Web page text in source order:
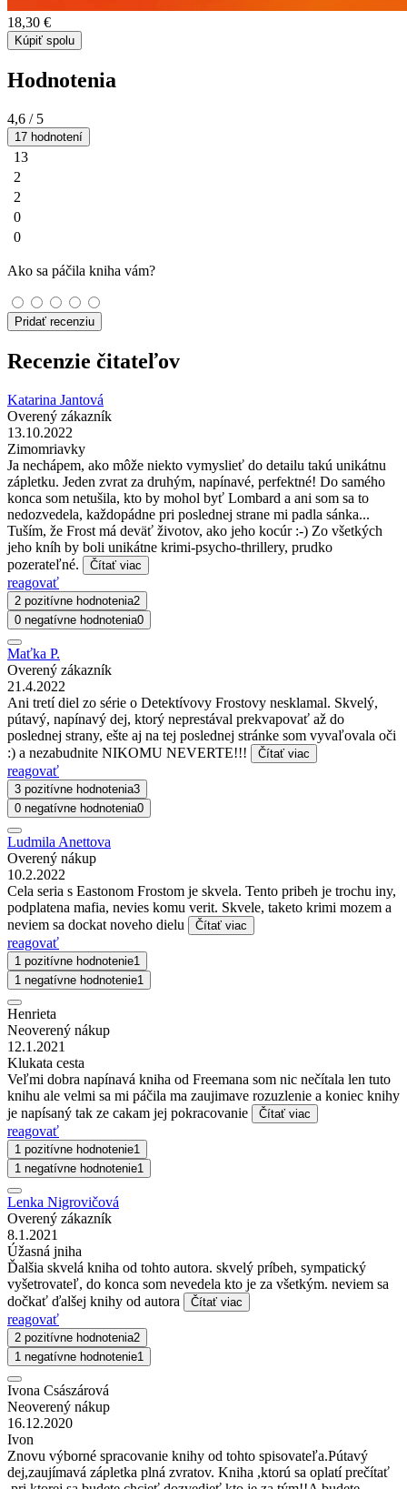
18,30 €
Kúpiť spolu
Hodnotenia
4,6 / 5
17 hodnotení
13
2
2
0
0
Ako sa páčila kniha vám?
Pridať recenziu
Recenzie čitateľov
Katarina Jantová
Overený zákazník
13.10.2022
Zimomriavky
Ja nechápem, ako môže niekto vymyslieť do detailu takú unikátnu
zápletku. Jeden zvrat za druhým, napínavé, perfektné! Do samého
konca som netušila, kto by mohol byť Lombard a ani som sa to
nedozvedela, každopádne pri poslednej strane mi padla sánka...
Tuším, že Frost má deväť životov, ako jeho kocúr :-) Zo všetkých
jeho kníh by boli unikátne krimi-psycho-thrillery, prudko
pozerateľné.
Čítať viac
reagovať
2 pozitívne hodnotenia2
0 negatívne hodnotenia0
Maťka P.
Overený zákazník
21.4.2022
Ani tretí diel zo série o Detektívovy Frostovy nesklamal. Skvelý,
pútavý, napínavý dej, ktorý neprestával prekvapovať až do
poslednej strany, ešte aj na tej poslednej stránke som vyvaľovala oči
:) a nezabudnite NIKOMU NEVERTE!!!
Čítať viac
reagovať
3 pozitívne hodnotenia3
0 negatívne hodnotenia0
Ludmila Anettova
Overený nákup
10.2.2022
Cela seria s Eastonom Frostom je skvela. Tento pribeh je trochu iny,
podplatena mafia, nevies komu verit. Skvele, taketo krimi mozem a
neviem sa dockat noveho dielu
Čítať viac
reagovať
1 pozitívne hodnotenie1
1 negatívne hodnotenie1
Henrieta
Neoverený nákup
12.1.2021
Klukata cesta
Veľmi dobra napínavá kniha od Freemana som nic nečítala len tuto
knihu ale velmi sa mi páčila ma zaujimave rozuzlenie a koniec knihy
je napísaný tak ze cakam jej pokracovanie
Čítať viac
reagovať
1 pozitívne hodnotenie1
1 negatívne hodnotenie1
Lenka Nigrovičová
Overený zákazník
8.1.2021
Úžasná jniha
Ďalšia skvelá kniha od tohto autora. skvelý príbeh, sympatický
vyšetrovateľ, do konca som nevedela kto je za všetkým. neviem sa
dočkať ďalšej knihy od autora
Čítať viac
reagovať
2 pozitívne hodnotenia2
1 negatívne hodnotenie1
Ivona Császárová
Neoverený nákup
16.12.2020
Ivon
Znovu výborné spracovanie knihy od tohto spisovateľa.Pútavý
dej,zaujímavá zápletka plná zvratov. Kniha ,ktorú sa oplatí prečítať